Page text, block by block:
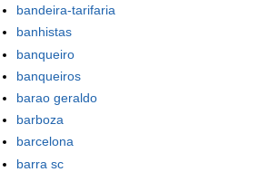
bandeira-tarifaria
banhistas
banqueiro
banqueiros
barao geraldo
barboza
barcelona
barra sc